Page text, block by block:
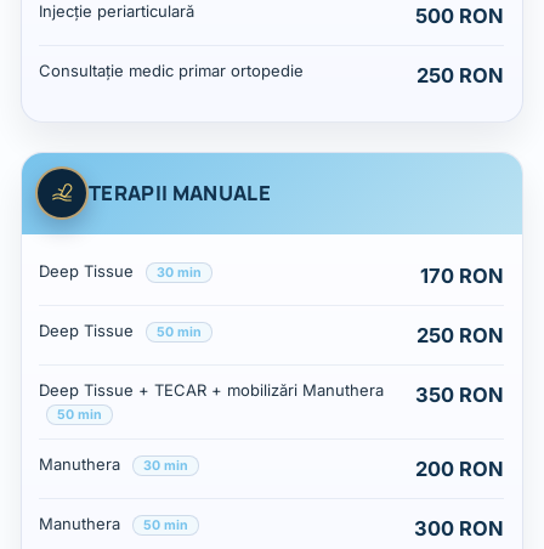
Injecție periarticulară 500 RON
Consultație medic primar ortopedie 250 RON
TERAPII MANUALE
Prețuri: Terapii manuale
Serviciu Preț
Deep Tissue 30 min 170 RON
Deep Tissue 50 min 250 RON
Deep Tissue + TECAR + mobilizări Manuthera
50 min
350 RON
Manuthera 30 min 200 RON
Manuthera 50 min 300 RON